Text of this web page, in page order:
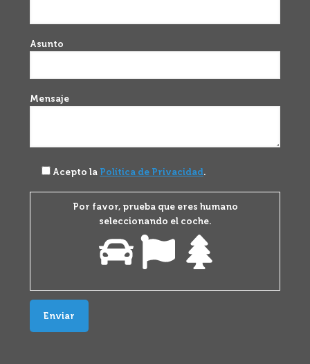
Asunto
Mensaje
Acepto la Política de Privacidad.
Por favor, prueba que eres humano
seleccionando elcoche.